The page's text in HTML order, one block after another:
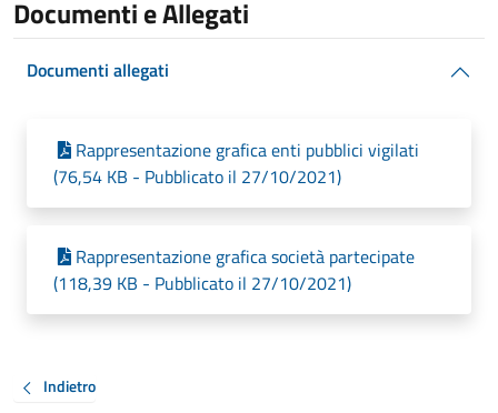
Documenti e Allegati
Documenti allegati
Rappresentazione grafica enti pubblici vigilati
(76,54 KB - Pubblicato il 27/10/2021)
Rappresentazione grafica società partecipate
(118,39 KB - Pubblicato il 27/10/2021)
Indietro